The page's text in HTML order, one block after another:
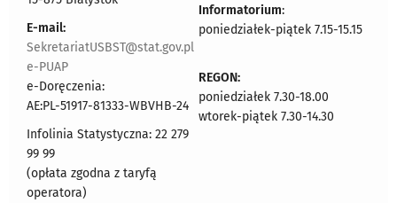
E-mail:
SekretariatUSBST@stat.gov.pl
e-PUAP
e-Doręczenia:
AE:PL-51917-81333-WBVHB-24
Infolinia Statystyczna: 22 279
99 99
(opłata zgodna z taryfą
operatora)
Informatorium:
poniedziałek-piątek 7.15-15.15
REGON:
poniedziałek 7.30-18.00
wtorek-piątek 7.30-14.30